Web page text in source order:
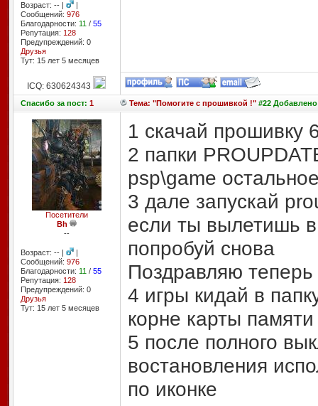
Возраст: -- |
|
Сообщений: 976
Благодарности: 11 / 55
Репутация: 128
Предупреждений: 0
Друзья
Тут: 15 лет 5 месяцев
ICQ: 630624343
Спасибоза пост: 1 Тема: "Помогите с прошивкой !"#22
Посетители
Bh
--
Возраст: -- |
|
Сообщений: 976
Благодарности: 11 / 55
Репутация: 128
Предупреждений: 0
Друзья
Тут: 15 лет 5 месяцев
1 скачай прошивку
2 папки
psp\game
3 дале запускай
если ты вылетишь
попробуй снова
Поздравляю
4 игры кидай в
корне карты памяти
5 после полного
востановления
по иконке